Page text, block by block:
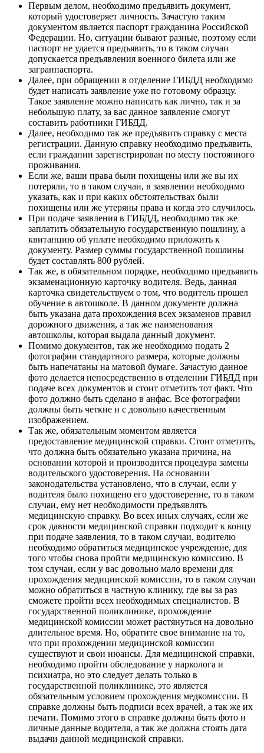
Первым делом, необходимо предъявить документ,
который удостоверяет личность. Зачастую таким
документом является паспорт гражданина Российской
Федерации. Но, ситуации бывают разные, поэтому если
паспорт не удается предъявить, то в таком случаи
допускается предъявления военного билета или же
загранпаспорта.
Далее, при обращении в отделение ГИБДД необходимо
будет написать заявление уже по готовому образцу.
Такое заявление можно написать как лично, так и за
небольшую плату, за вас данное заявление смогут
составить работники ГИБДД.
Далее, необходимо так же предъявить справку с места
регистрации. Данную справку необходимо предъявить,
если гражданин зарегистрирован по месту постоянного
проживания.
Если же, ваши права были похищены или же вы их
потеряли, то в таком случаи, в заявлении необходимо
указать, как и при каких обстоятельствах были
похищены или же утеряны права и когда это случилось.
При подаче заявления в ГИБДД, необходимо так же
заплатить обязательную государственную пошлину, а
квитанцию об уплате необходимо приложить к
документу. Размер суммы государственной пошлины
будет составлять 800 рублей.
Так же, в обязательном порядке, необходимо предъявить
экзаменационную карточку водителя. Ведь, данная
карточка свидетельствуем о том, что водитель прошел
обучение в автошколе. В данном документе должна
быть указана дата прохождения всех экзаменов правил
дорожного движения, а так же наименования
автошколы, которая выдала данный документ.
Помимо документов, так же необходимо подать 2
фотографии стандартного размера, которые должны
быть напечатаны на матовой бумаге. Зачастую данное
фото делается непосредственно в отделении ГИБДД при
подаче всех документов и стоит отметить тот факт. Что
фото должно быть сделано в анфас. Все фотографии
должны быть четкие и с довольно качественным
изображением.
Так же, обязательным моментом является
предоставление медицинской справки. Стоит отметить,
что должна быть обязательно указана причина, на
основании которой и производится процедура замены
водительского удостоверения. На основании
законодательства установлено, что в случаи, если у
водителя было похищено его удостоверение, то в таком
случаи, ему нет необходимости предъявлять
медицинскую справку. Во всех иных случаях, если же
срок давности медицинской справки подходит к концу
при подаче заявления, то в таком случаи, водителю
необходимо обратиться медицинское учреждение, для
того чтобы снова пройти медицинскую комиссию. В
том случаи, если у вас довольно мало времени для
прохождения медицинской комиссии, то в таком случаи
можно обратиться в частную клинику, где вы за раз
сможете пройти всех необходимых специалистов. В
государственной поликлинике, прохождение
медицинской комиссии может растянуться на довольно
длительное время. Но, обратите свое внимание на то,
что при прохождении медицинской комиссии
существуют и свои нюансы. Для медицинской справки,
необходимо пройти обследование у нарколога и
психиатра, но это следует делать только в
государственной поликлинике, это является
обязательным условием прохождения медкомиссии. В
справке должны быть подписи всех врачей, а так же их
печати. Помимо этого в справке должны быть фото и
личные данные водителя, а так же должна стоять дата
выдачи данной медицинской справки.